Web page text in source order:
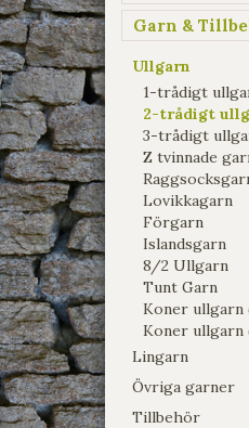
Garn &
Ullgarn
1-trådigt
2-trådigt
3-trådigt
Z tvinnade
Lovikkagarn
Förgarn
Islandsgarn
8/2 Ullgarn
Tunt Garn
Koner ullgarn
Koner ullgarn
Lingarn
Övriga garner
Tillbehör